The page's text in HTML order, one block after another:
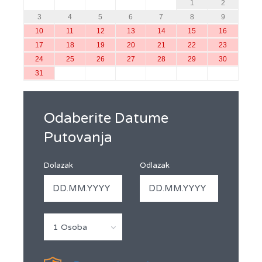
1
2
3
4 5 6 7 8
9
10
11 12 13 14 15
16
17
18 19 20 21 22
23
24
25 26 27 28 29
30
31
Odaberite Datume
Putovanja
Dolazak Odlazak
1 Osoba